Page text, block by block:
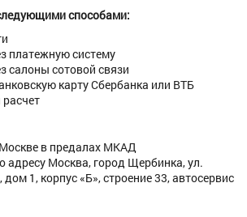
способами:
платежную систему
салоны сотовой связи
карту Сбербанка или ВТБ
в предалах МКАД
адресу Москва, город Щербинка, ул.
1, корпус «Б», строение 33, автосервис